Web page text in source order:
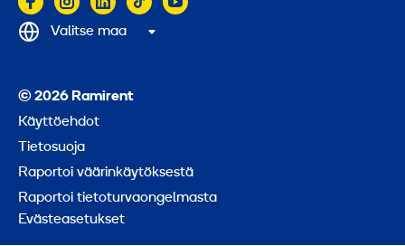
© 2026 Ramirent
Käyttöehdot
Tietosuoja
Raportoi väärinkäytöksestä
Raportoi tietoturvaongelmasta
Evästeasetukset
Valitse maa